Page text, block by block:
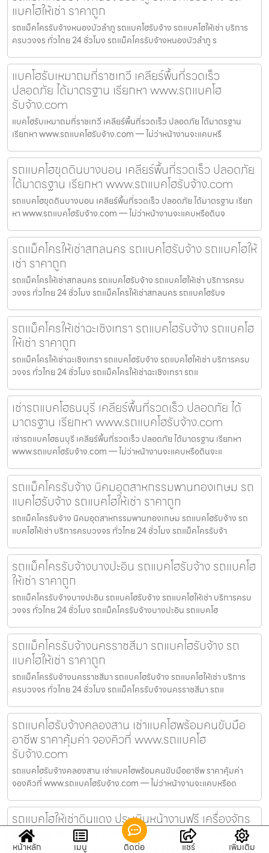
แบคโฮให้เช่า ราคาถูก
รถแม็คโครรับจ้างหนองบัวลำภู รถแบคโฮรับจ้าง รถแบคโฮให้เช่า บริการ
ครบวงจร ทั่วไทย 24 ชั่วโมง รถแม็คโครรับจ้างหนองบัวลำภู ร
แบคโฮรับเหมาถมที่ราชเทวี เคลียร์พื้นที่รวดเร็ว
ปลอดภัย ได้มาตรฐาน เรียกหา www.รถแบคโฮ
รับจ้าง.com
แบคโฮรับเหมาถมที่ราชเทวี เคลียร์พื้นที่รวดเร็ว ปลอดภัย ได้มาตรฐาน
เรียกหา www.รถแบคโฮรับจ้าง.com — ไม่ว่าหน้างานจะแคบหรื
รถแบคโฮขุดดินบางบอน เคลียร์พื้นที่รวดเร็ว ปลอดภัย
ได้มาตรฐาน เรียกหา www.รถแบคโฮรับจ้าง.com
รถแบคโฮขุดดินบางบอน เคลียร์พื้นที่รวดเร็ว ปลอดภัย ได้มาตรฐาน เรียก
หา www.รถแบคโฮรับจ้าง.com — ไม่ว่าหน้างานจะแคบหรือดินจ
รถแม็คโครให้เช่าสกลนคร รถแบคโฮรับจ้าง รถแบคโฮให้
เช่า ราคาถูก
รถแม็คโครให้เช่าสกลนคร รถแบคโฮรับจ้าง รถแบคโฮให้เช่า บริการครบ
วงจร ทั่วไทย 24 ชั่วโมง รถแม็คโครให้เช่าสกลนคร รถแบคโฮรับจ
รถแม็คโครให้เช่าฉะเชิงเทรา รถแบคโฮรับจ้าง รถแบคโฮ
ให้เช่า ราคาถูก
รถแม็คโครให้เช่าฉะเชิงเทรา รถแบคโฮรับจ้าง รถแบคโฮให้เช่า บริการครบ
วงจร ทั่วไทย 24 ชั่วโมง รถแม็คโครให้เช่าฉะเชิงเทรา รถแ
เช่ารถแบคโฮธนบุรี เคลียร์พื้นที่รวดเร็ว ปลอดภัย ได้
มาตรฐาน เรียกหา www.รถแบคโฮรับจ้าง.com
เช่ารถแบคโฮธนบุรี เคลียร์พื้นที่รวดเร็ว ปลอดภัย ได้มาตรฐาน เรียกหา
www.รถแบคโฮรับจ้าง.com — ไม่ว่าหน้างานจะแคบหรือดินจะแ
รถแม็คโครรับจ้าง นิคมอุตสาหกรรมพานทองเกษม รถ
แบคโฮรับจ้าง รถแบคโฮให้เช่า ราคาถูก
รถแม็คโครรับจ้าง นิคมอุตสาหกรรมพานทองเกษม รถแบคโฮรับจ้าง รถ
แบคโฮให้เช่า บริการครบวงจร ทั่วไทย 24 ชั่วโมง รถแม็คโครรับจ้า
รถแม็คโครรับจ้างบางปะอิน รถแบคโฮรับจ้าง รถแบคโฮ
ให้เช่า ราคาถูก
รถแม็คโครรับจ้างบางปะอิน รถแบคโฮรับจ้าง รถแบคโฮให้เช่า บริการครบ
วงจร ทั่วไทย 24 ชั่วโมง รถแม็คโครรับจ้างบางปะอิน รถแบคโฮ
รถแม็คโครรับจ้างนครราชสีมา รถแบคโฮรับจ้าง รถ
แบคโฮให้เช่า ราคาถูก
รถแม็คโครรับจ้างนครราชสีมา รถแบคโฮรับจ้าง รถแบคโฮให้เช่า บริการ
ครบวงจร ทั่วไทย 24 ชั่วโมง รถแม็คโครรับจ้างนครราชสีมา รถแ
รถแบคโฮรับจ้างคลองสาน เช่าแบคโฮพร้อมคนขับมือ
อาชีพ ราคาคุ้มค่า จองคิวที่ www.รถแบคโฮ
รับจ้าง.com
รถแบคโฮรับจ้างคลองสาน เช่าแบคโฮพร้อมคนขับมืออาชีพ ราคาคุ้มค่า
จองคิวที่ www.รถแบคโฮรับจ้าง.com — ไม่ว่าหน้างานจะแคบหรือด
รถแบคโฮให้เช่าดินแดง ประเมินหน้างานฟรี เครื่องจักร
พร้อมลุย สนใจคลิก www.รถแบคโฮรับจ้าง.com
รถแบคโฮให้เช่าดินแดง ประเมินหน้างานฟรี เครื่องจักรพร้อมลุย สนใจคลิก
หน้าหลัก เมนู ติดต่อ แชร์ เพิ่มเติม